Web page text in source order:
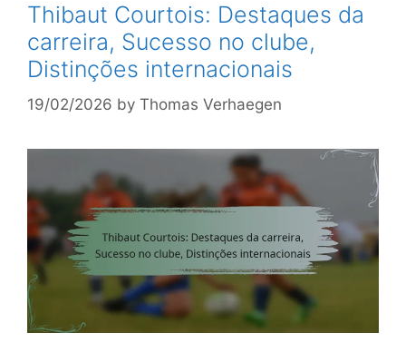
Thibaut Courtois: Destaques da
carreira, Sucesso no clube,
Distinções internacionais
19/02/2026 by Thomas Verhaegen